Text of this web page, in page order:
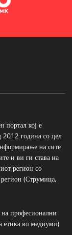
портал кој е
2012 година со цел
на сите
и ви ги става на
регион со
(Струмица,
на професионални
во медиуми)